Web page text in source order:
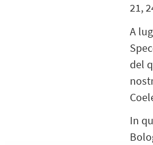
21,
A
del
In